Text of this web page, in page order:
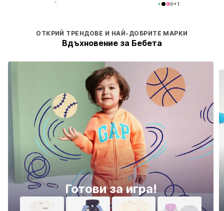
+1
ОТКРИЙ ТРЕНДОВЕ И НАЙ-ДОБРИТЕ МАРКИ
Вдъхновение за Бебета
Готови за игра!